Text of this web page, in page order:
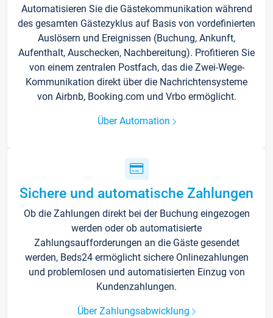
Automatisieren Sie die Gästekommunikation während
des gesamten Gästezyklus auf Basis von vordefinierten
Auslösern und Ereignissen (Buchung, Ankunft,
Aufenthalt, Auschecken, Nachbereitung). Profitieren Sie
von einem zentralen Postfach, das die Zwei-Wege-
Kommunikation direkt über die Nachrichtensysteme
von Airbnb, Booking.com und Vrbo ermöglicht.
Über Automation
Sichere und automatische Zahlungen
Ob die Zahlungen direkt bei der Buchung eingezogen
werden oder ob automatisierte
Zahlungsaufforderungen an die Gäste gesendet
werden, Beds24 ermöglicht sichere Onlinezahlungen
und problemlosen und automatisierten Einzug von
Kundenzahlungen.
Über Zahlungsabwicklung